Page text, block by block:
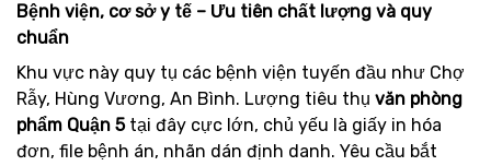
Bệnh viện, cơ sở y tế – Ưu tiên chất lượng và quy
chuẩn
Khu vực này quy tụ các bệnh viện tuyến đầu như Chợ
Rẫy, Hùng Vương, An Bình. Lượng tiêu thụ văn phòng
phẩm Quận 5tại đây cực lớn, chủ yếu là giấy in hóa
đơn, file bệnh án, nhãn dán định danh. Yêu cầu bắt